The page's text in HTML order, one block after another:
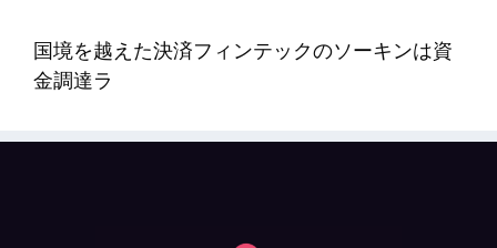
国境を越えた決済フィンテックのソーキンは資
金調達ラ